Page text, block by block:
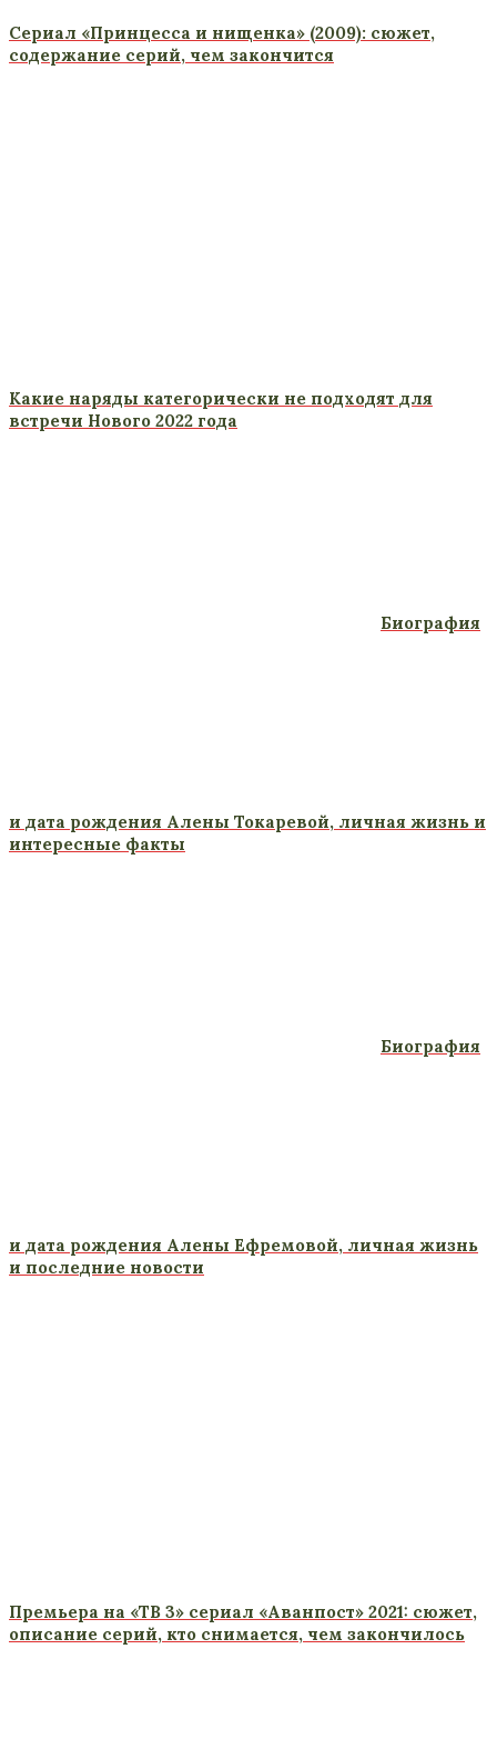
Сериал «Принцесса и нищенка» (2009): сюжет,
содержание серий, чем закончится
Какие наряды категорически не подходят для
встречи Нового 2022 года
Биография
и дата рождения Алены Токаревой, личная жизнь и
интересные факты
Биография
и дата рождения Алены Ефремовой, личная жизнь
и последние новости
Премьера на «ТВ 3» сериал «Аванпост» 2021: сюжет,
описание серий, кто снимается, чем закончилось